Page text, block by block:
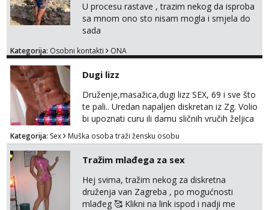
U procesu rastave , trazim nekog da isproba
sa mnom ono sto nisam mogla i smjela do
sada
Kategorija: Osobni kontakti ONA
Dugi lizz
Druženje,masažica,dugi lizz SEX, 69 i sve što
te pali.. Uredan napaljen diskretan iz Zg. Volio
bi upoznati curu ili damu sličnih vručih željica
za zajedničko ugodno i strastveno druženje.
Prostor imam, diskr max. A i mobilan 🚗 sam.
Kategorija: Sex Muška osoba traži žensku osobu
Tražim mlađega za sex
Hej svima, tražim nekog za diskretna
druženja van Zagreba , po mogućnosti
mlađeg 🥰 Klikni na link ispod i nadji me